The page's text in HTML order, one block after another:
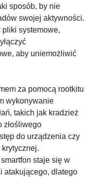
sposób, by nie
swojej aktywności.
pliki systemowe,
aby uniemożliwić
za pomocą rootkitu
wykonywanie
takich jak kradzież
złośliwego
do urządzenia czy
staje się w
atakującego, dlatego